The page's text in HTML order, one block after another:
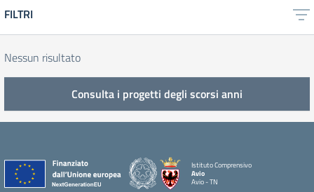
FILTRI
Nessun risultato
Consulta i progetti degli scorsi anni
Istituto Comprensivo
Avio
Avio - TN